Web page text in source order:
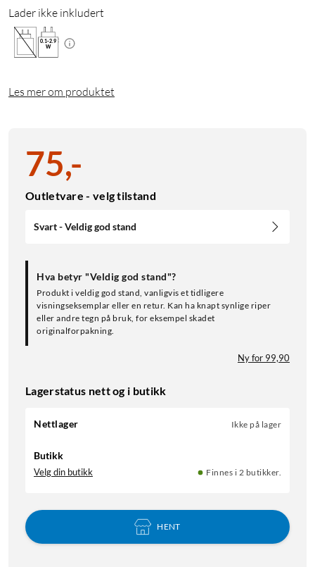
Lader ikke inkludert
0.1-2.9
W
Les mer om produktet
75,-
Outletvare - velg tilstand
Svart - Veldig god stand
Hva betyr "Veldig god stand"?
Produkt i veldig god stand, vanligvis et tidligere
visningseksemplar eller en retur. Kan ha knapt synlige riper
eller andre tegn på bruk, for eksempel skadet
originalforpakning.
Ny for 99,90
Lagerstatus nett og i butikk
Nettlager Ikke på lager
Butikk
Velg din butikk Finnes i 2 butikker.
HENT